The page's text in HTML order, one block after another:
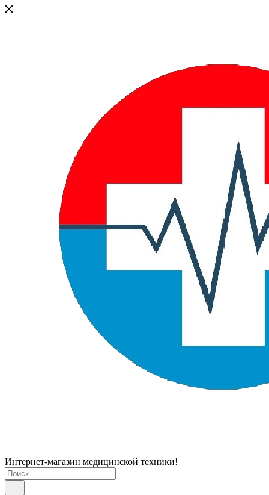
Интернет-магазин медицинской техники!